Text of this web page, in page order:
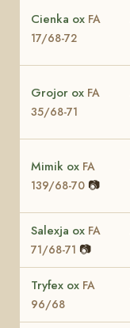
Cienka ox FA
17/68-72
Grojor ox FA
35/68-71
Mimik ox FA
139/68-70 📷
Salexja ox FA
71/68-71 📷
Tryfex ox FA
96/68